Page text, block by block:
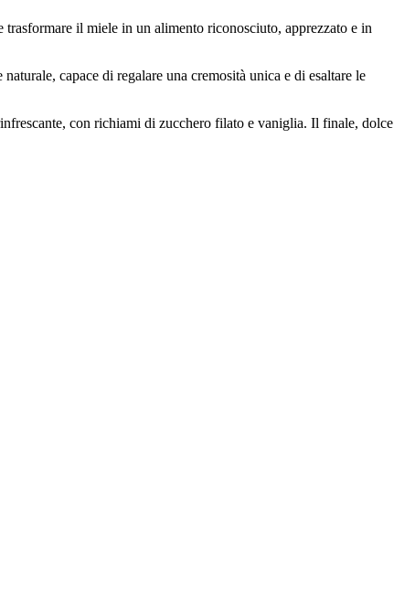
il miele in un alimento riconosciuto, apprezzato e in
capace di regalare una cremosità unica e di esaltare le
con richiami di zucchero filato e vaniglia. Il finale, dolce